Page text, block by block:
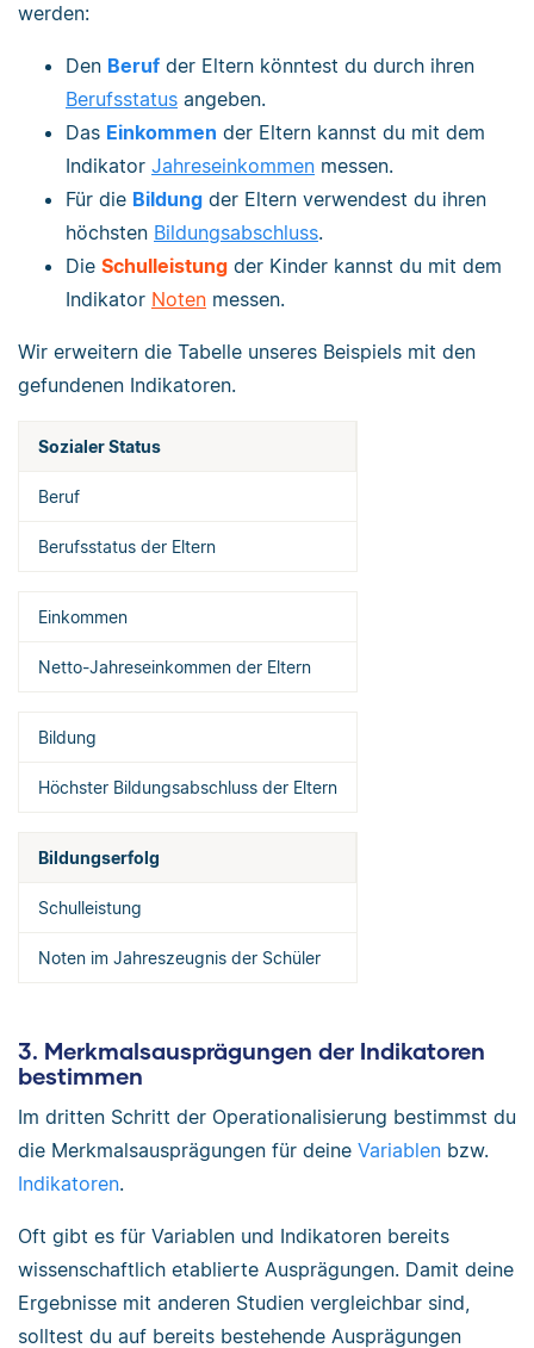
werden:
Den Beruf der Eltern könntest du durch ihren
Berufsstatus angeben.
Das Einkommen der Eltern kannst du mit dem
Indikator Jahreseinkommen messen.
Für die Bildung der Eltern verwendest du ihren
höchsten Bildungsabschluss.
Die Schulleistung der Kinder kannst du mit dem
Indikator Noten messen.
Wir erweitern die Tabelle unseres Beispiels mit den
gefundenen Indikatoren.
Sozialer Status
Beruf
Berufsstatus der Eltern
Einkommen
Netto-Jahreseinkommen der Eltern
Bildung
Höchster Bildungsabschluss der Eltern
Bildungserfolg
Schulleistung
Noten im Jahreszeugnis der Schüler
3. Merkmalsausprägungen der Indikatoren
bestimmen
Im dritten Schritt der Operationalisierung bestimmst du
die Merkmalsausprägungen für deine Variablen bzw.
Indikatoren.
Oft gibt es für Variablen und Indikatoren bereits
wissenschaftlich etablierte Ausprägungen. Damit deine
Ergebnisse mit anderen Studien vergleichbar sind,
solltest du auf bereits bestehende Ausprägungen